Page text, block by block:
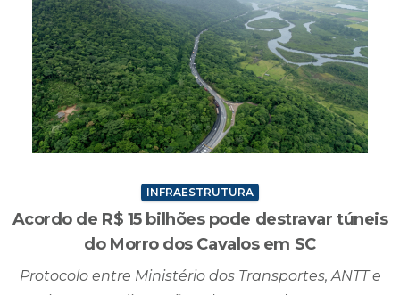
INFRAESTRUTURA
Acordo de R$ 15 bilhões pode destravar túneis